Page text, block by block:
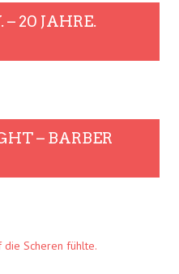
– 20 JAHRE.
– BARBER
die Scheren fühlte.